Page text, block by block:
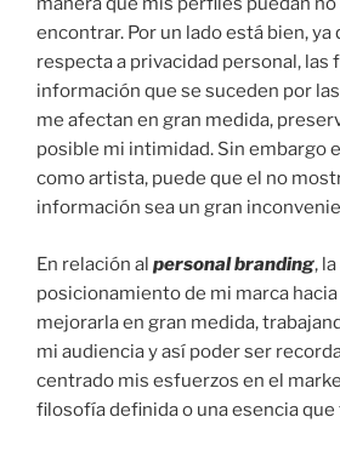
encontrar. Por un lado está bien, ya
respecta a privacidad personal, las
información que se suceden por
me afectan en gran medida,
posible mi intimidad. Sin embargo
como artista, puede que el no
información sea un gran
En relación al personal branding,
posicionamiento de mi marca
mejorarla en gran medida,
mi audiencia y así poder ser
centrado mis esfuerzos en el
filosofía definida o una esencia